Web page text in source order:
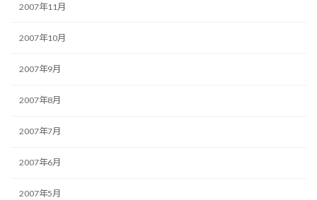
2007年11月
2007年10月
2007年9月
2007年8月
2007年7月
2007年6月
2007年5月